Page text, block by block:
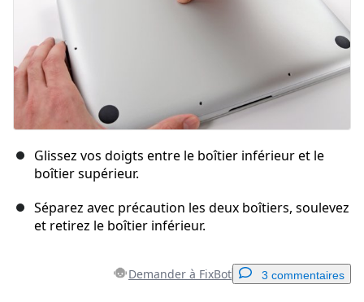
Glissez vos doigts entre le boîtier inférieur et le
boîtier supérieur.
Séparez avec précaution les deux boîtiers, soulevez
et retirez le boîtier inférieur.
Demander à FixBot 3 commentaires